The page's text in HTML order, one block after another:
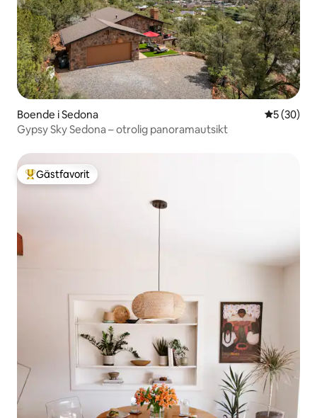
Boende i Sedona 5 av 5 i
5 (30)
Gypsy Sky Sedona – otrolig panoramautsikt
Populär gästfavorit
Gästfavorit